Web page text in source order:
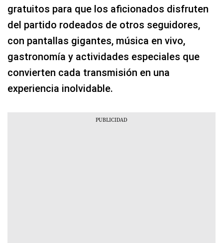
gratuitos para que los aficionados disfruten
del partido rodeados de otros seguidores,
con pantallas gigantes, música en vivo,
gastronomía y actividades especiales que
convierten cada transmisión en una
experiencia inolvidable.